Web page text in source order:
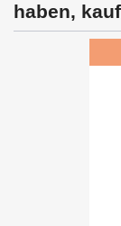
haben,